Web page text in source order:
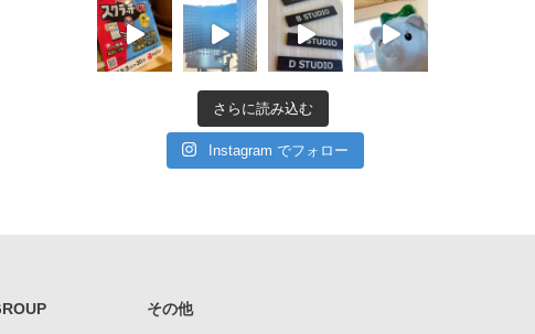
さらに読み込む
Instagram でフォロー
その他